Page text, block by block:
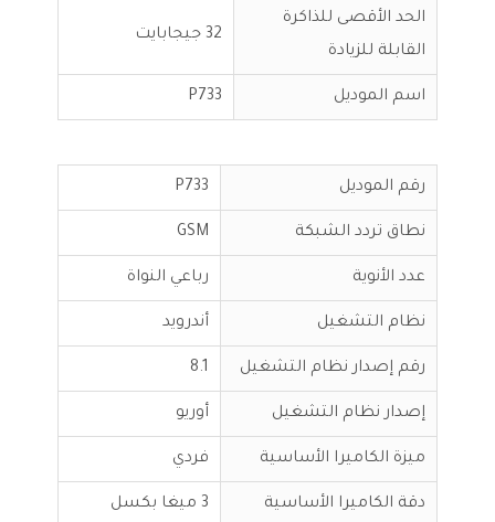
الحد الأقصى للذاكرة
القابلة للزيادة
32 جيجابايت
اسم الموديل P733
رقم الموديل P733
نطاق تردد الشبكة GSM
عدد الأنوية رباعي النواة
نظام التشغيل أندرويد
رقم إصدار نظام التشغيل 8.1
إصدار نظام التشغيل أوريو
ميزة الكاميرا الأساسية فردي
دقة الكاميرا الأساسية 3 ميغا بكسل